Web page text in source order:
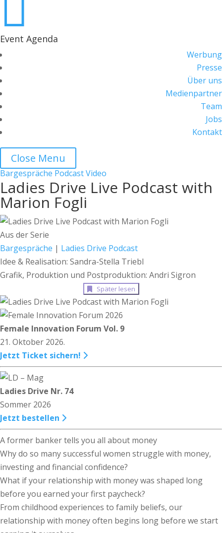
Event Agenda
Werbung
Presse
Über uns
Medienpartner
Team
Jobs
Kontakt
Close Menu
Bargespräche PodcastVideo
Ladies Drive Live Podcast with
Marion Fogli
Aus der Serie
Bargespräche | Ladies Drive Podcast
Idee & Realisation: Sandra-Stella Triebl
Grafik, Produktion und Postproduktion: Andri Sigron
Später lesen
Female Innovation Forum Vol. 9
21. Oktober 2026.
Jetzt Ticket sichern!
Ladies Drive Nr. 74
Sommer 2026
Jetzt bestellen
A former banker tells you all about money
Why do so many successful women struggle with money,
investing and financial confidence?
What if your relationship with money was shaped long
before you earned your first paycheck?
From childhood experiences to family beliefs, our
relationship with money often begins long before we start